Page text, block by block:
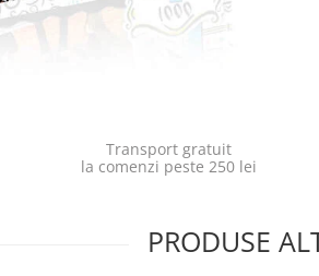
Transport gratuit
la comenzi peste 250 lei
PRODUSE